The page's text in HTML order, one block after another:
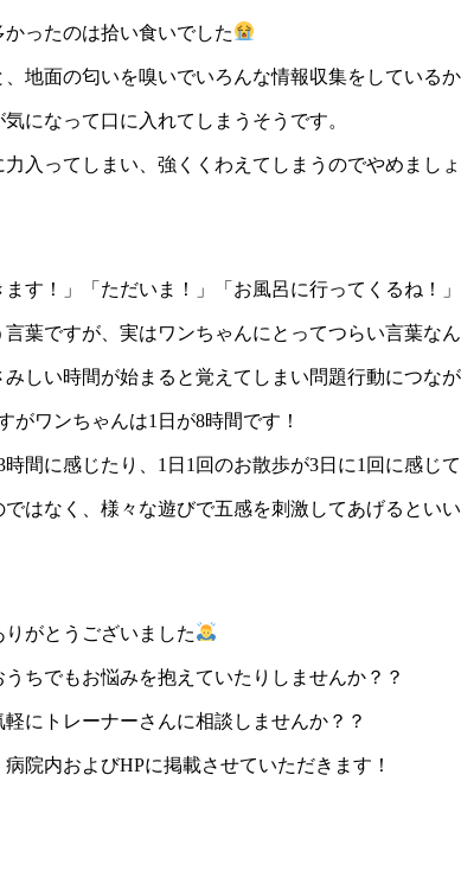
ったのは拾い食いでした
地面の匂いを嗅いでいろんな情報収集をしているか
になって口に入れてしまうそうです。
入ってしまい、強くくわえてしまうのでやめましょ
ます！」「ただいま！」「お風呂に行ってくるね！
葉ですが、実はワンちゃんにとってつらい言葉な
しい時間が始まると覚えてしまい問題行動につなが
がワンちゃんは1日が8時間です！
間に感じたり、1日1回のお散歩が3日に1回に感じて
はなく、様々な遊びで五感を刺激してあげるといい
がとうございました
ちでもお悩みを抱えていたりしませんか？？
にトレーナーさんに相談しませんか？？
院内およびHPに掲載させていただきます！